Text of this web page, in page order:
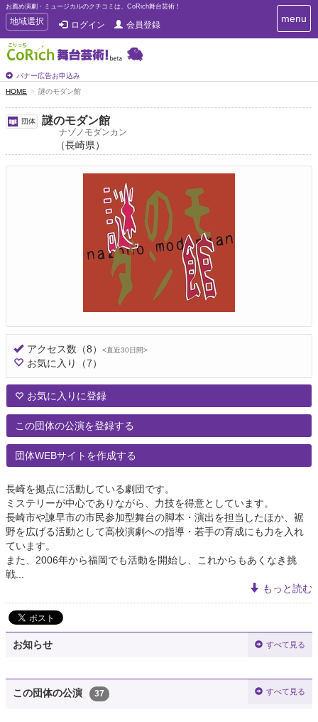
お薦め演劇・ミュージカルのクチコミは、CoRich舞台芸術！
T
o
g
g
e
n
a
v
i
a
t
地域選択 ログイン 会員登録
バナー広告お申込み
T
o
menu
HOME 謎のモダン館
団体 謎のモダン館
ナゾノモダンカン
（長崎県）
アクセス数 （8） <直近30日間>
お気に入り （7）
お気に入りに登録
この団体の公演を登録する
団体WEBサイトを作成する
長崎を拠点に活動している劇団です。
ミステリーが中心でありながら、力技を得意としています。
長崎市や諫早市の市民参加型舞台の脚本・演出を担当したほか、裾
野を広げる活動として高校演劇への指導・若手の育成にも力を入れ
ています。
また、2006年から福岡でも活動を開始し、これからもあくなき挑
戦...
もっと読む
お知らせ すべて見る
この団体の公演 37 すべて見る